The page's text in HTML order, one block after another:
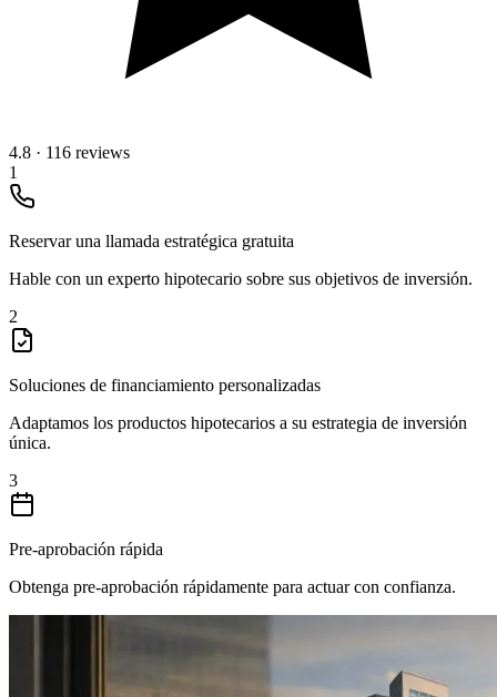
4.8 · 116 reviews
1
Reservar una llamada estratégica gratuita
Hable con un experto hipotecario sobre sus objetivos de inversión.
2
Soluciones de financiamiento personalizadas
Adaptamos los productos hipotecarios a su estrategia de inversión
única.
3
Pre-aprobación rápida
Obtenga pre-aprobación rápidamente para actuar con confianza.